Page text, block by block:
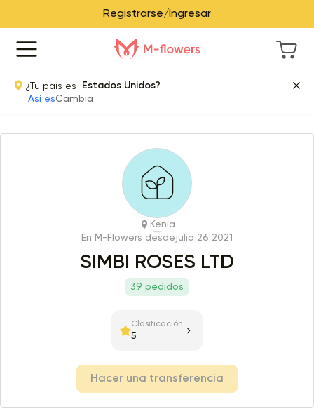
Registrarse/Ingresar
¿Tu país es
Estados Unidos?
Así esCambia
Kenia
En M-Flowers desde julio 26 2021
SIMBI ROSES LTD
39 pedidos
Clasificación
5
Hacer una transferencia